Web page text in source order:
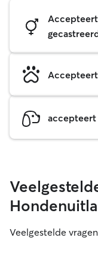
accepteert
Veelgestelde